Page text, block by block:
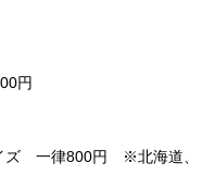
円
ズ 一律800円 ※北海道、